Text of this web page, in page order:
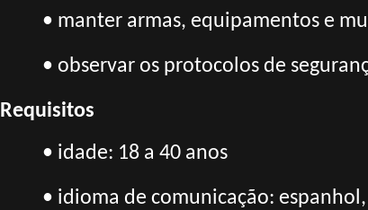
• manter armas, equipamentos e
• observar os protocolos de
Requisitos
• idade: 18 a 40 anos
• idioma de comunicação: